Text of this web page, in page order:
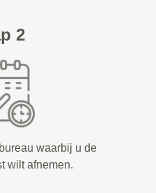
2
waarbij u de
wilt afnemen.